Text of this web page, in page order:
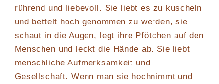
rührend und liebevoll. Sie liebt es zu kuscheln
und bettelt hoch genommen zu werden, sie
schaut in die Augen, legt ihre Pfötchen auf den
Menschen und leckt die Hände ab. Sie liebt
menschliche Aufmerksamkeit und
Gesellschaft. Wenn man sie hochnimmt und